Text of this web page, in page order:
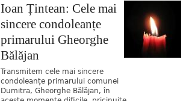
Ioan Țintean: Cele mai
sincere condoleanțe
primarului Gheorghe
Bălăjan
Transmitem cele mai sincere
condoleanțe primarului comunei
Dumitra, Gheorghe Bălăjan, în